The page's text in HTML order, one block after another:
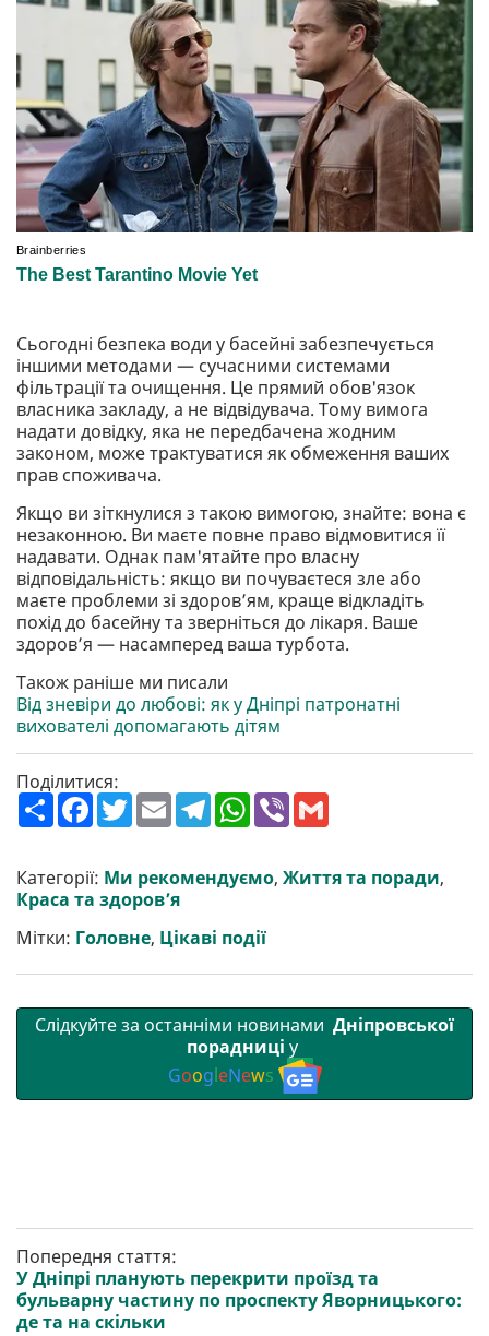
Сьогодні безпека води у басейні забезпечується
іншими методами — сучасними системами
фільтрації та очищення. Це прямий обов'язок
власника закладу, а не відвідувача. Тому вимога
надати довідку, яка не передбачена жодним
законом, може трактуватися як обмеження ваших
прав споживача.
Якщо ви зіткнулися з такою вимогою, знайте: вона є
незаконною. Ви маєте повне право відмовитися її
надавати. Однак пам'ятайте про власну
відповідальність: якщо ви почуваєтеся зле або
маєте проблеми зі здоров’ям, краще відкладіть
похід до басейну та зверніться до лікаря. Ваше
здоров’я — насамперед ваша турбота.
Також раніше ми писали
Від зневіри до любові: як у Дніпрі патронатні
вихователі допомагають дітям
Поділитися:
П
о
р
и
т
F
a
b
o
o
T
w
e
r
E
m
l
T
e
g
r
m
W
h
s
A
p
V
r l
Категорії: Ми рекомендуємо, Життя та поради,
Краса та здоров’я
Мітки: Головне, Цікаві події
Слідкуйте за останніми новинами Дніпровської
порадниці у
GoogleNews
Попередня стаття:
У Дніпрі планують перекрити проїзд та
бульварну частину по проспекту Яворницького:
де та на скільки